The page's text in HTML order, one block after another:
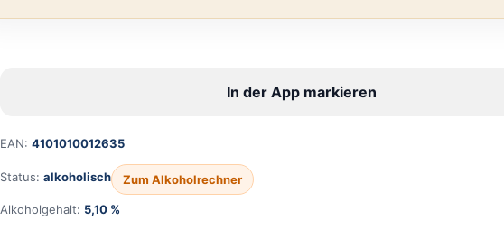
In der App markieren
EAN: 4101010012635
Status: alkoholisch Zum Alkoholrechner
Alkoholgehalt: 5,10 %